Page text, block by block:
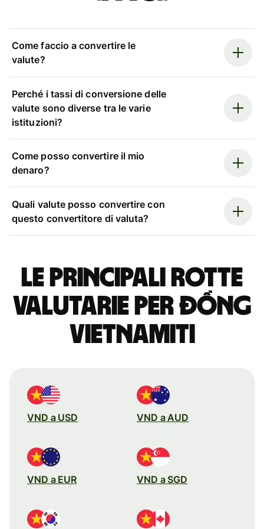
Come faccio a convertire le
valute?
Perché i tassi di conversione delle
valute sono diverse tra le varie
istituzioni?
Come posso convertire il mio
denaro?
Quali valute posso convertire con
questo convertitore di valuta?
Le principali rotte
valutarie per đồng
vietnamiti
VND a USD VND a AUD
VND a EUR VND a SGD